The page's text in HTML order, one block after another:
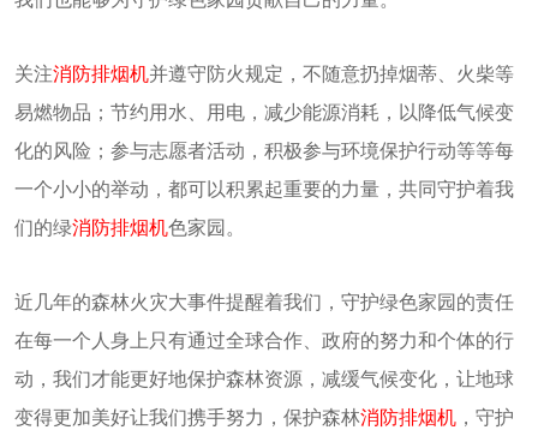
关注消防排烟机并遵守防火规定，不随意扔掉烟蒂、火柴等
易燃物品；节约用水、用电，减少能源消耗，以降低气候变
化的风险；参与志愿者活动，积极参与环境保护行动等等每
一个小小的举动，都可以积累起重要的力量，共同守护着我
们的绿消防排烟机色家园。
近几年的森林火灾大事件提醒着我们，守护绿色家园的责任
在每一个人身上只有通过全球合作、政府的努力和个体的行
动，我们才能更好地保护森林资源，减缓气候变化，让地球
变得更加美好让我们携手努力，保护森林消防排烟机 ，守护